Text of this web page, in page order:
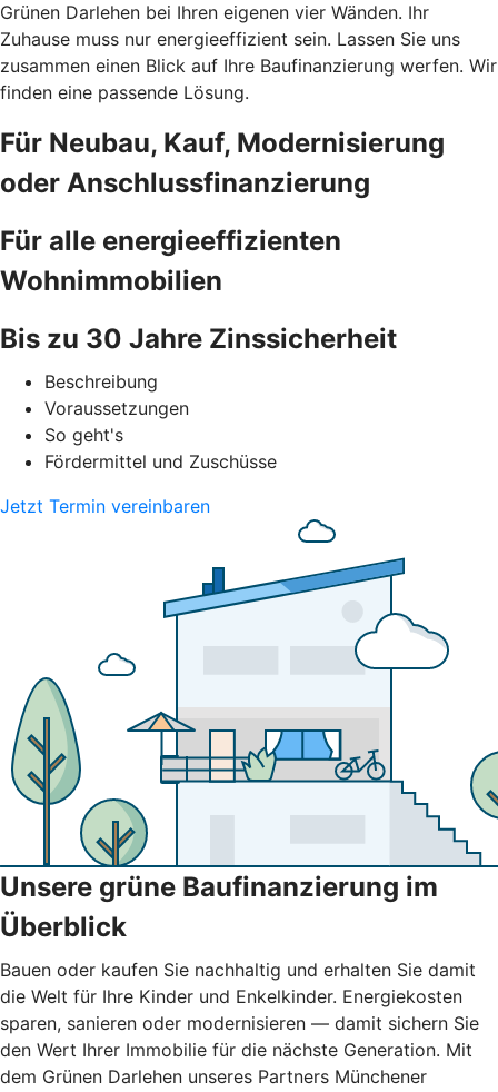
Grünen Darlehen bei Ihren eigenen vier Wänden. Ihr
Zuhause muss nur energieeffizient sein. Lassen Sie uns
zusammen einen Blick auf Ihre Baufinanzierung werfen. Wir
finden eine passende Lösung.
Für Neubau, Kauf, Modernisierung
oder Anschlussfinanzierung
Für alle energieeffizienten
Wohnimmobilien
Bis zu 30 Jahre Zinssicherheit
Beschreibung
Voraussetzungen
So geht's
Fördermittel und Zuschüsse
Jetzt Termin vereinbaren
Unsere grüne Baufinanzierung im
Überblick
Bauen oder kaufen Sie nachhaltig und erhalten Sie damit
die Welt für Ihre Kinder und Enkelkinder. Energiekosten
sparen, sanieren oder modernisieren — damit sichern Sie
den Wert Ihrer Immobilie für die nächste Generation. Mit
dem Grünen Darlehen unseres Partners Münchener